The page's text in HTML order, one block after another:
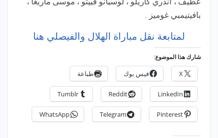
بافيتيمبي غوميز .
لمتابعة نقل مباراة الهلال والفيصلي هنا
شارك هذا الموضوع:
X فيس بوك طباعة
LinkedIn
Reddit
Tumblr
Pinterest
Telegram
WhatsApp